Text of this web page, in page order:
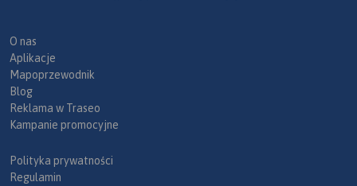
O nas
Aplikacje
Mapoprzewodnik
Blog
Reklama w Traseo
Kampanie promocyjne
Polityka prywatności
Regulamin